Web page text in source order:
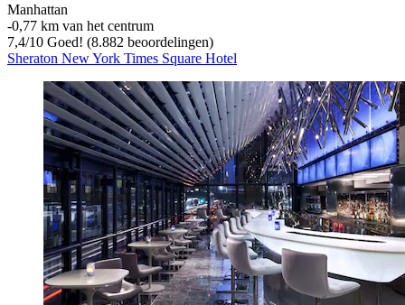
Manhattan
‐0,77 km van het centrum
7,4/10 Goed! (8.882 beoordelingen)
Sheraton New York Times Square Hotel